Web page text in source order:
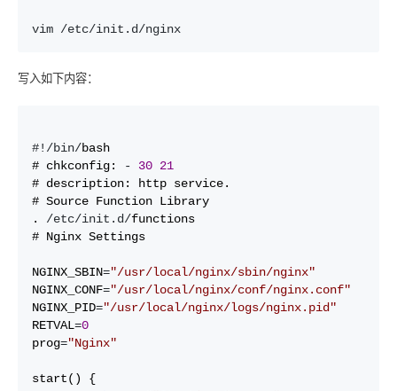
vim /etc/init.d/nginx
写入如下内容：
#!/bin/bash
# chkconfig:
- 30 21
# description: http service.
# Source Function Library
. /etc/init.d/functions
# Nginx Settings
NGINX_SBIN="/usr/local/nginx/sbin/nginx"
NGINX_CONF="/usr/local/nginx/conf/nginx.conf"
NGINX_PID="/usr/local/nginx/logs/nginx.pid"
RETVAL=0
prog="Nginx"
start() {